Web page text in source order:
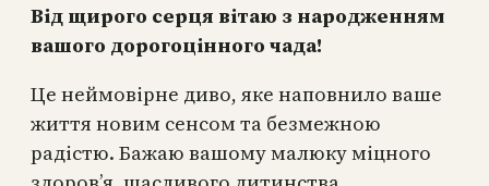
Від щирого серця вітаю з народженням
вашого дорогоцінного чада!
Це неймовірне диво, яке наповнило ваше
життя новим сенсом та безмежною
радістю. Бажаю вашому малюку міцного